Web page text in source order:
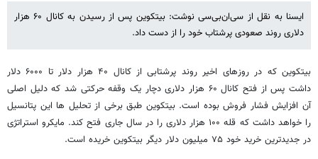
ایسنا به نقل از سی‌ان‌بی‌سی نوشت: بیتکوین پس از رسیدن به کانال ۶۰ هزار
دلاری روند صعودی پرشتاب خود را از دست داد.
بیتکوین که در روزهای اخیر روند پرشتابی از کانال ۴۰ هزار دلار تا ۶۰۰۰ دلار
داشت پس از فتح کانال ۶۰ هزار دلاری دچار یک وقفه حرکتی شد که دلیل اصلی
آن افزایش فشار فروش بوده است. بیتکوین طبق برخی از تحلیل ها این پتانسیل
را خواهد داشت که قله ۱۰۰ هزار دلاری را در سال جاری فتح کند. مایکرو استراتژی
در جدیدترین خرید خود ۷۵ میلیون دلار دیگر بیتکوین خریده است.